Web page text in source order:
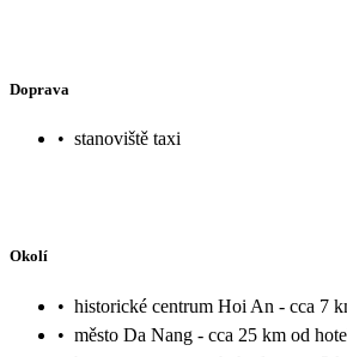
Doprava
• stanoviště taxi
Okolí
• historické centrum Hoi An - cca 7
• město Da Nang - cca 25 km od